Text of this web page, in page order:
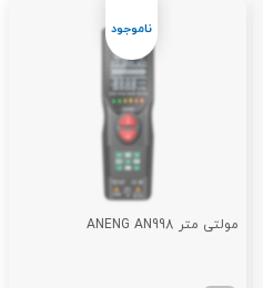
مولتی متر ANENG AN998